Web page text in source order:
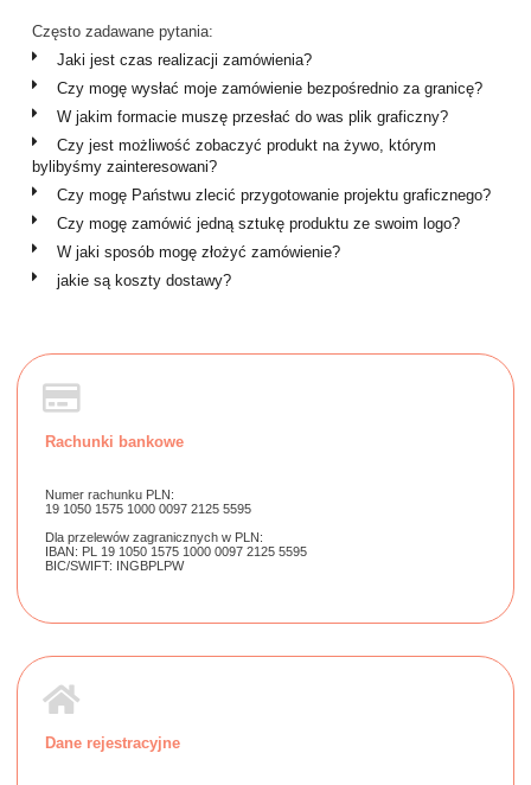
Często zadawane pytania:
Jaki jest czas realizacji zamówienia?
Czy mogę wysłać moje zamówienie bezpośrednio za granicę?
W jakim formacie muszę przesłać do was plik graficzny?
Czy jest możliwość zobaczyć produkt na żywo, którym
bylibyśmy zainteresowani?
Czy mogę Państwu zlecić przygotowanie projektu graficznego?
Czy mogę zamówić jedną sztukę produktu ze swoim logo?
W jaki sposób mogę złożyć zamówienie?
jakie są koszty dostawy?
Rachunki bankowe
Numer rachunku PLN:
19 1050 1575 1000 0097 2125 5595
Dla przelewów zagranicznych w PLN:
IBAN: PL 19 1050 1575 1000 0097 2125 5595
BIC/SWIFT: INGBPLPW
Dane rejestracyjne